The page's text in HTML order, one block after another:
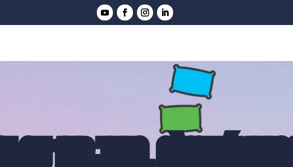
AU 1ER JUIN, 6ÈME